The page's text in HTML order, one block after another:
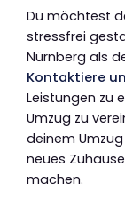
Du möchtest
stressfrei
Nürnberg als
Kontaktiere
Leistungen zu
Umzug zu
deinem
neues
machen.